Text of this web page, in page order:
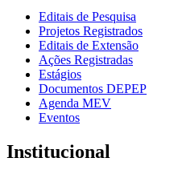
Editais de Pesquisa
Projetos Registrados
Editais de Extensão
Ações Registradas
Estágios
Documentos DEPEP
Agenda MEV
Eventos
Institucional